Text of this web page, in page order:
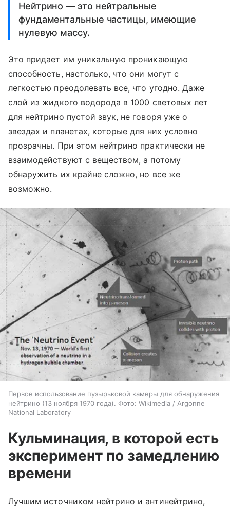
Нейтрино — это нейтральные
фундаментальные частицы, имеющие
нулевую массу.
Это придает им уникальную проникающую
способность, настолько, что они могут с
легкостью преодолевать все, что угодно. Даже
слой из жидкого водорода в 1000 световых лет
для нейтрино пустой звук, не говоря уже о
звездах и планетах, которые для них условно
прозрачны. При этом нейтрино практически не
взаимодействуют с веществом, а потому
обнаружить их крайне сложно, но все же
возможно.
Первое использование пузырьковой камеры для обнаружения
нейтрино (13 ноября 1970 года). Фото: Wikimedia / Argonne
National Laboratory
Кульминация, в которой есть
эксперимент по замедлению
времени
Лучшим источником нейтрино и антинейтрино,